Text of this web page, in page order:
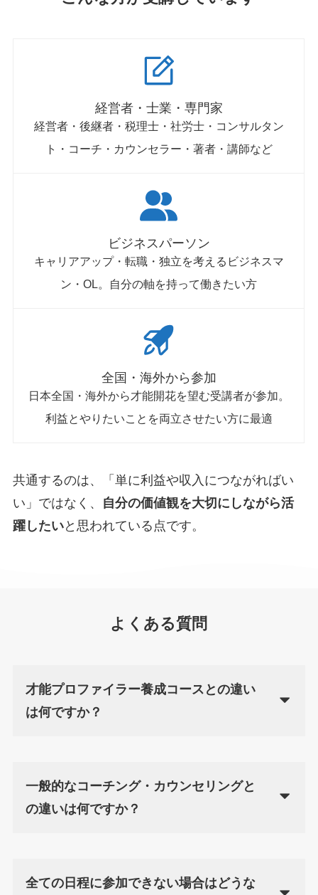
経営者・士業・専門家
経営者・後継者・税理士・社労士・コンサルタン
ト・コーチ・カウンセラー・著者・講師など
ビジネスパーソン
キャリアアップ・転職・独立を考えるビジネスマ
ン・OL。自分の軸を持って働きたい方
全国・海外から参加
日本全国・海外から才能開花を望む受講者が参加。
利益とやりたいことを両立させたい方に最適
共通するのは、「単に利益や収入につながればい
い」ではなく、
自分の価値観を大切にしながら活
躍したいと思われている点です。
よくある質問
才能プロファイラー養成コースとの違い
は何ですか？
一般的なコーチング・カウンセリングと
の違いは何ですか？
全ての日程に参加できない場合はどうな